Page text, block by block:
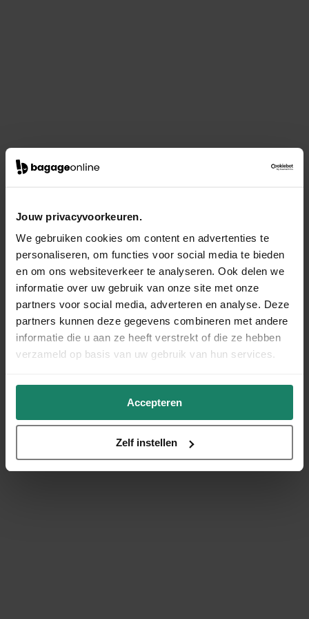
Jouw privacyvoorkeuren.
We gebruiken cookies om content en advertenties te
personaliseren, om functies voor social media te bieden
en om ons websiteverkeer te analyseren. Ook delen we
informatie over uw gebruik van onze site met onze
partners voor social media, adverteren en analyse. Deze
partners kunnen deze gegevens combineren met andere
informatie die u aan ze heeft verstrekt of die ze hebben
verzameld op basis van uw gebruik van hun services.
Accepteren
Zelf instellen